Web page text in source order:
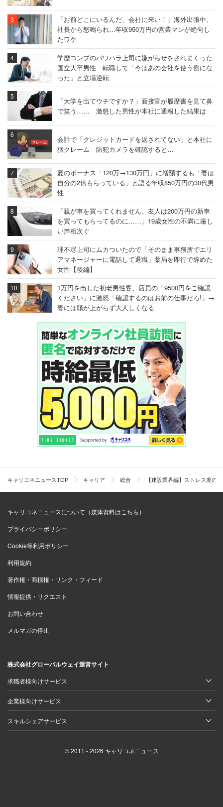
「お前どこにいるんだ、会社に来い！」海外出張中、
社長から怒鳴られ…年収950万円の営業マンが絶句し
たワケ
学歴コンプのパワハラ上司に嫌がらせをされまくった
国立大卒男性 転職して「今はあの会社を使う側にな
った」と立場逆転
「大学を出てウチですか？」面接官が履歴書を見て鼻
で笑う…… 激怒した男性が本社に通報した結果は
会計で「クレジットカードを返されてない」と本社に
猛クレーム 防犯カメラを確認すると…
夏のボーナス「120万→130万円」に増額するも「妻は
自分の2倍もらっている」と語る年収850万円の30代男
性
「親が車を買ってくれません。友人は200万円の新車
を買ってもらってるのに……」19歳女性の不満に厳し
い声相次ぐ
理不尽上司にムカついたので「そのまま事務所でエリ
アマネージャーに電話して退職」薬局を即行で辞めた
女性【後編】
1万円を出した初老男性客、店員の「9500円をご確認
ください」に激怒「確認するのはお前の仕事だろ!」→
妻には頭が上がらず大人しくなる
キャリコネニュースTOP キャリア 総合 【建設業界編】ストレス度
キャリコネニュースについて（媒体資料はこちら）
プライバシーポリシー
Cookie等利用ポリシー
利用規約
著作権・商標権・リンク・フィード
情報提供・リクエスト
お問い合わせ
メルマガの停止
株式会社グローバルウェイ運営サイト
求職者様向けサービス
企業様向けサービス
スキルシェアサービス
© 2011 - 2026 キャリコネニュース